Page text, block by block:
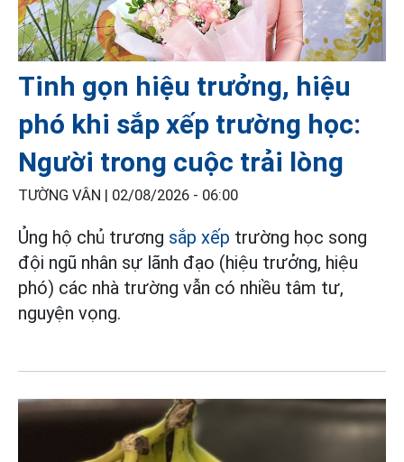
Tinh gọn hiệu trưởng, hiệu
phó khi sắp xếp trường học:
Người trong cuộc trải lòng
TƯỜNG VÂN | 02/08/2026 - 06:00
Ủng hộ chủ trương sắp xếp trường học song
đội ngũ nhân sự lãnh đạo (hiệu trưởng, hiệu
phó) các nhà trường vẫn có nhiều tâm tư,
nguyện vọng.